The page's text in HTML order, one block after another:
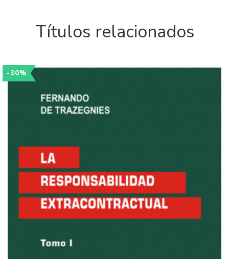
Títulos relacionados
-30%